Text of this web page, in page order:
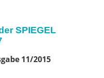
SPIEGEL
11/2015